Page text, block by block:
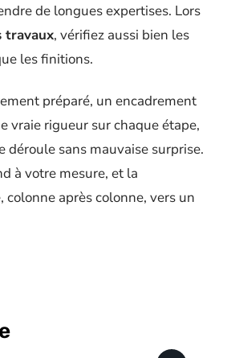
de longues expertises. Lors
travaux, vérifiez aussi bien les
les finitions.
préparé, un encadrement
vraie rigueur sur chaque étape,
déroule sans mauvaise surprise.
à votre mesure, et la
colonne après colonne, vers un